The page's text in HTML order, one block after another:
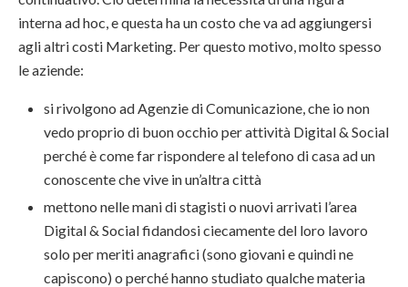
interna ad hoc, e questa ha un costo che va ad aggiungersi
agli altri costi Marketing. Per questo motivo, molto spesso
le aziende:
si rivolgono ad Agenzie di Comunicazione, che io non
vedo proprio di buon occhio per attività Digital & Social
perché è come far rispondere al telefono di casa ad un
conoscente che vive in un’altra città
mettono nelle mani di stagisti o nuovi arrivati l’area
Digital & Social fidandosi ciecamente del loro lavoro
solo per meriti anagrafici (sono giovani e quindi ne
capiscono) o perché hanno studiato qualche materia